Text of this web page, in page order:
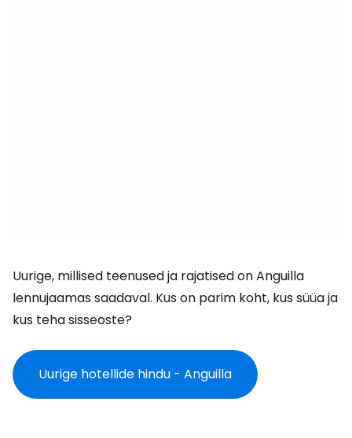
Uurige, millised teenused ja rajatised on Anguilla
lennujaamas saadaval. Kus on parim koht, kus süüa ja
kus teha sisseoste?
Uurige hotellide hindu - Anguilla